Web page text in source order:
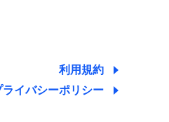
約を勧奨するた
利用規約
ライバシーポリシー